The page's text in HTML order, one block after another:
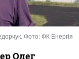
Фото: ФК Енергія
Олег